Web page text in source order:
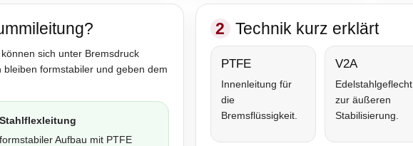
sich unter Bremsdruck
formstabiler und geben dem
Stahlflexleitung
formstabiler Aufbau mit PTFE
2 Technik kurz erklärt
PTFE
Innenleitung für
die
Bremsflüssigkeit.
V2A
Edelstahlgeflecht
zur äußeren
Stabilisierung.